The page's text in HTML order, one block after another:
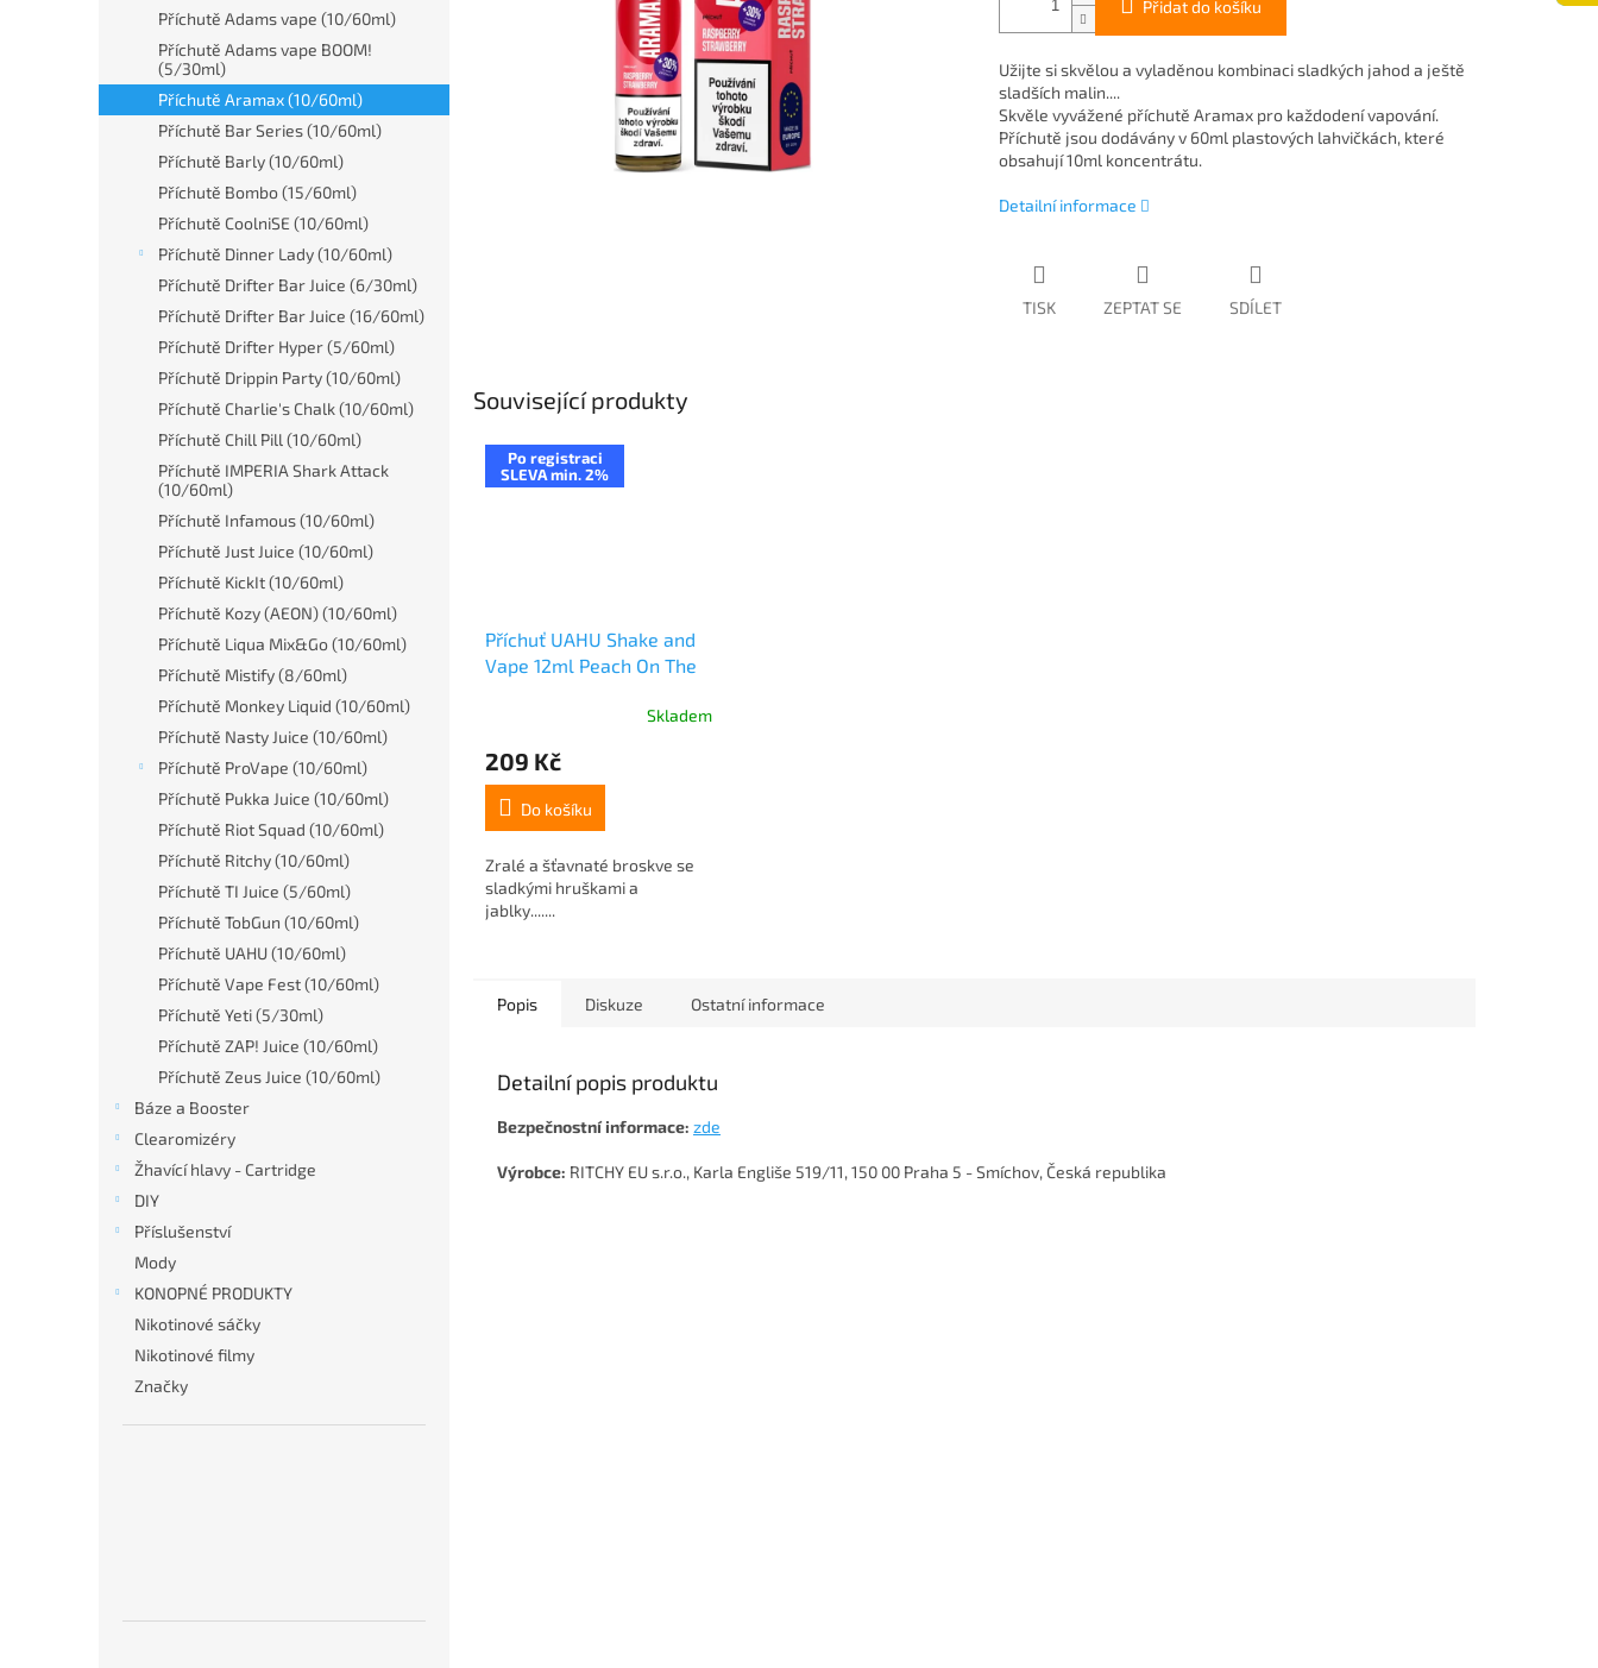
Příchutě Adams vape (10/60ml)
Příchutě Adams vape BOOM!
(5/30ml)
Příchutě Aramax (10/60ml)
Příchutě Bar Series (10/60ml)
Příchutě Barly (10/60ml)
Příchutě Bombo (15/60ml)
Příchutě CoolniSE (10/60ml)
Příchutě Dinner Lady (10/60ml)
Příchutě Drifter Bar Juice (6/30ml)
Příchutě Drifter Bar Juice (16/60ml)
Příchutě Drifter Hyper (5/60ml)
Příchutě Drippin Party (10/60ml)
Příchutě Charlie's Chalk (10/60ml)
Příchutě Chill Pill (10/60ml)
Příchutě IMPERIA Shark Attack
(10/60ml)
Příchutě Infamous (10/60ml)
Příchutě Just Juice (10/60ml)
Příchutě KickIt (10/60ml)
Příchutě Kozy (AEON) (10/60ml)
Příchutě Liqua Mix&Go (10/60ml)
Příchutě Mistify (8/60ml)
Příchutě Monkey Liquid (10/60ml)
Příchutě Nasty Juice (10/60ml)
Příchutě ProVape (10/60ml)
Příchutě Pukka Juice (10/60ml)
Příchutě Riot Squad (10/60ml)
Příchutě Ritchy (10/60ml)
Příchutě TI Juice (5/60ml)
Příchutě TobGun (10/60ml)
Příchutě UAHU (10/60ml)
Příchutě Vape Fest (10/60ml)
Příchutě Yeti (5/30ml)
Příchutě ZAP! Juice (10/60ml)
Příchutě Zeus Juice (10/60ml)
Báze a Booster
Clearomizéry
Žhavící hlavy - Cartridge
DIY
Příslušenství
Mody
KONOPNÉ PRODUKTY
Nikotinové sáčky
Nikotinové filmy
Značky
Přidat do košíku
Užijte si skvělou a vyladěnou kombinaci sladkých jahod a ještě
sladších malin....
Skvěle vyvážené příchutě Aramax pro každodení vapování.
Příchutě jsou dodávány v 60ml plastových lahvičkách, které
obsahují 10ml koncentrátu.
Detailní informace
TISK ZEPTAT SE SDÍLET
Související produkty
Po registraci
SLEVA min. 2%
Příchuť UAHU Shake and
Vape 12ml Peach On The
Skladem
209 Kč
Do košíku
Zralé a šťavnaté broskve se
sladkými hruškami a
jablky.......
Popis Diskuze Ostatní informace
Detailní popis produktu
Bezpečnostní informace: zde
Výrobce: RITCHY EU s.r.o., Karla Engliše 519/11, 150 00 Praha 5 - Smíchov, Česká republika